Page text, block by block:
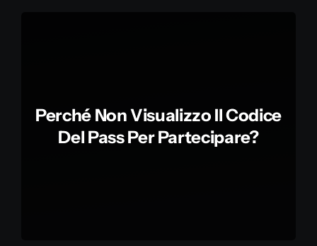
Perché Non Visualizzo Il Codice
Del Pass Per Partecipare?